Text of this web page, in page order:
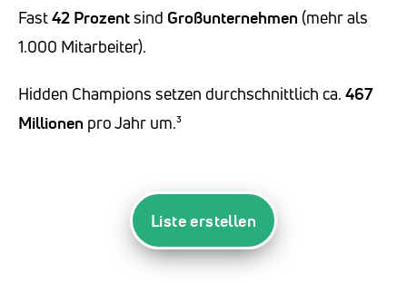
Fast42 Prozentsind Großunternehmen (mehr als
1.000 Mitarbeiter).
Hidden Champions setzen durchschnittlich ca. 467
Millionen pro Jahr um.³
Liste erstellen